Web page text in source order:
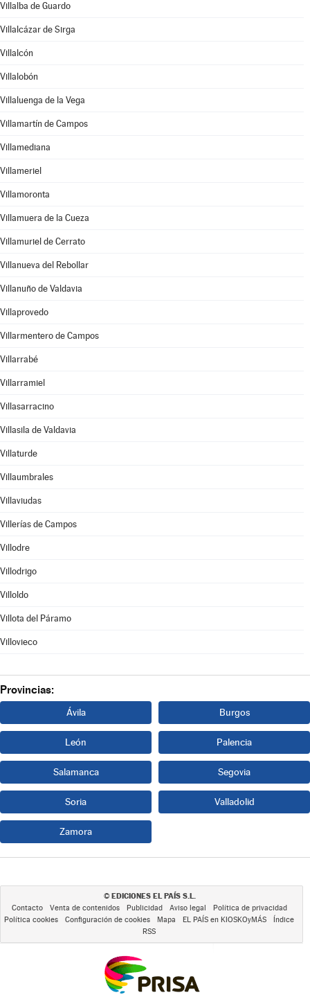
Villalba de Guardo
Villalcázar de Sirga
Villalcón
Villalobón
Villaluenga de la Vega
Villamartín de Campos
Villamediana
Villameriel
Villamoronta
Villamuera de la Cueza
Villamuriel de Cerrato
Villanueva del Rebollar
Villanuño de Valdavia
Villaprovedo
Villarmentero de Campos
Villarrabé
Villarramiel
Villasarracino
Villasila de Valdavia
Villaturde
Villaumbrales
Villaviudas
Villerías de Campos
Villodre
Villodrigo
Villoldo
Villota del Páramo
Villovieco
Provincias:
Ávila Burgos
León Palencia
Salamanca Segovia
Soria Valladolid
Zamora
© EDICIONES EL PAÍS S.L.
Contacto Venta de contenidos Publicidad Aviso legal
Política de privacidad
Política cookies
Configuración de cookies Mapa EL PAÍS en KIOSKOyMÁS
Índice
RSS